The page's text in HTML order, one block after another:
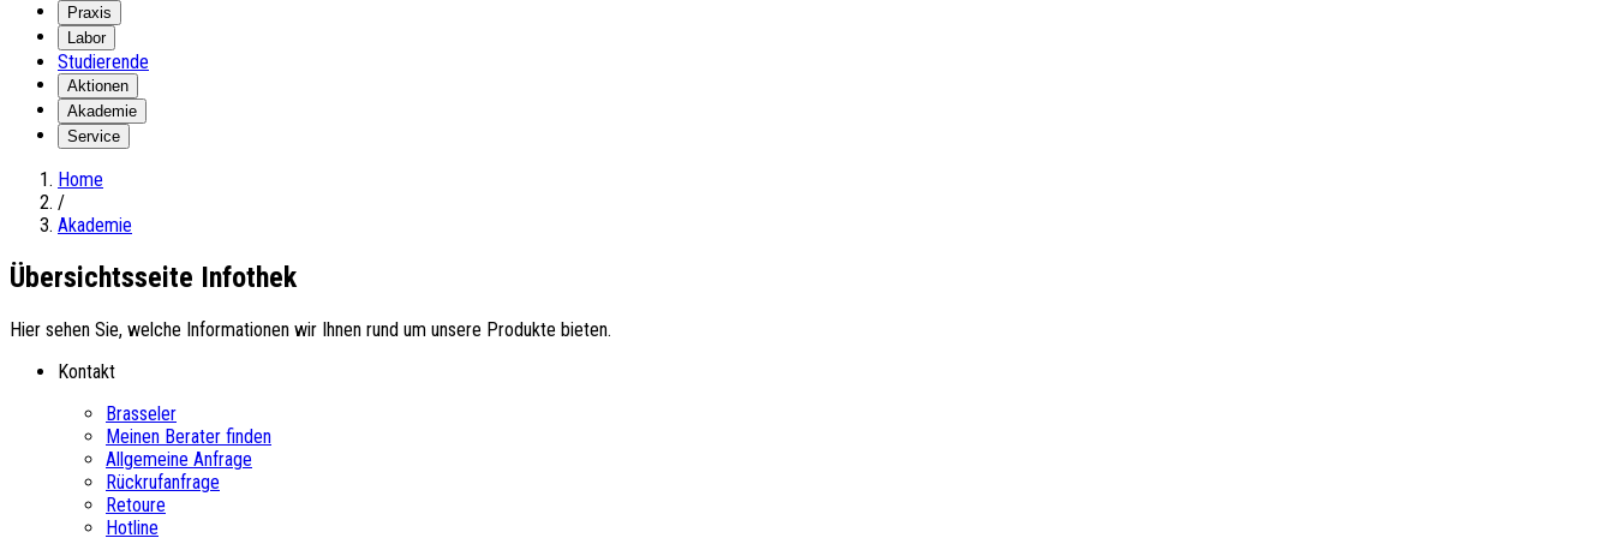
Praxis
Labor
Studierende
Aktionen
Akademie
Service
Home
/
Akademie
Übersichtsseite Infothek
Hier sehen Sie, welche Informationen wir Ihnen rund um unsere Produkte bieten.
Kontakt
Brasseler
Meinen Berater finden
Allgemeine Anfrage
Rückrufanfrage
Retoure
Hotline